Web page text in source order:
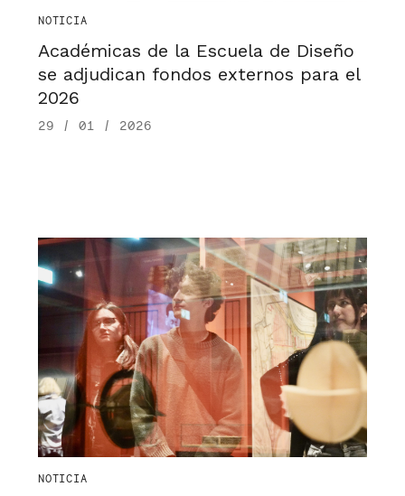
NOTICIA
Académicas de la Escuela de Diseño
se adjudican fondos externos para el
2026
29 / 01 / 2026
NOTICIA